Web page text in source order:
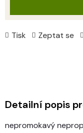
Tisk Zeptat se
Detailní popis
nepromokavý